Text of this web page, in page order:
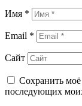
Имя *
Email *
Сайт
Сохранить моё
последующих